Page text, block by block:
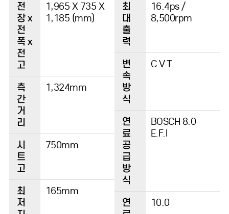
전
장 x
전
폭 x
전
고
1,965 X 735 X
1,185 (mm)
측
간
거
리
1,324mm
시
트
고
750mm
최
저
165mm
최
대
출
력
16.4ps /
8,500rpm
변
속
방
식
C.V.T
연
료
공
급
방
식
BOSCH 8.0
E.F.I
연
10.0